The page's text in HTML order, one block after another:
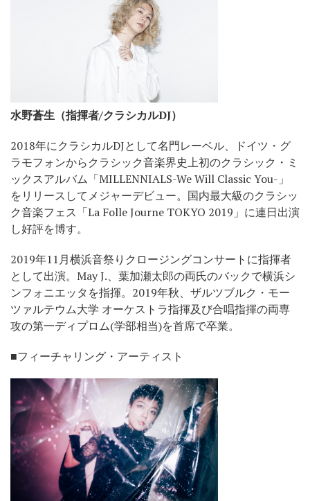
水野蒼生（指揮者/クラシカルDJ）
2018年にクラシカルDJとして名門レーベル、ドイツ・グ
ラモフォンからクラシック音楽界史上初のクラシック・ミ
ックスアルバム「MILLENNIALS-We Will Classic You-」
をリリースしてメジャーデビュー。国内最大級のクラシッ
ク音楽フェス「La Folle Journe TOKYO 2019」に連日出演
し好評を博す。
2019年11月横浜音祭りクロージングコンサートに指揮者
として出演。May J.、葉加瀬太郎の両氏のバックで横浜シ
ンフォニエッタを指揮。2019年秋、ザルツブルク・モー
ツァルテウム大学 オーケストラ指揮及び合唱指揮の両専
攻の第一ディプロム(学部相当)を首席で卒業。
■フィーチャリング・アーティスト